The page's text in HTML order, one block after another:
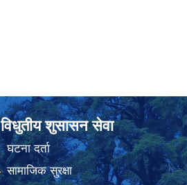
विधुतीय शुसासन सेवा
घटना दर्ता
सामाजिक सुरक्षा